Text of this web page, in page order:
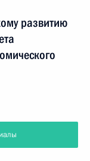
развитию